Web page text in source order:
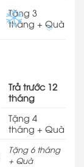
Tặng 3
tháng + Quà
Trả trước 12
tháng
Tặng 4
tháng + Quà
Tặng 6tháng
+ Quà